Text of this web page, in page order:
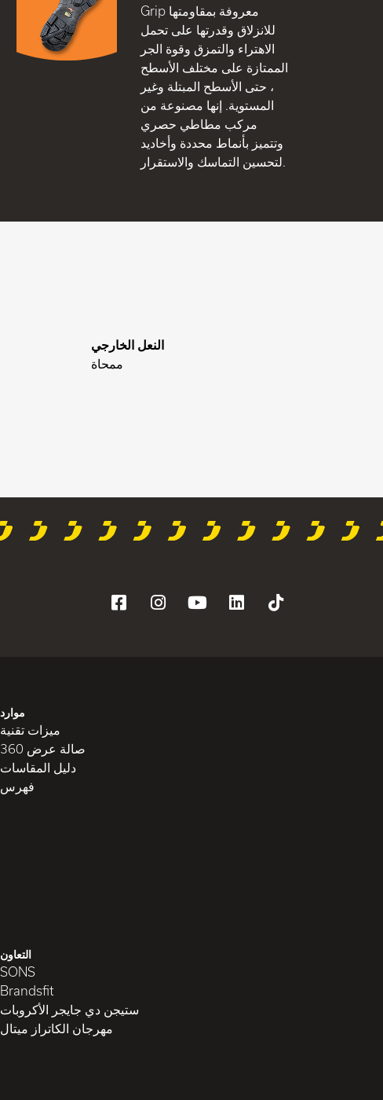
Grip معروفة بمقاومتها
للانزلاق وقدرتها على تحمل
الاهتراء والتمزق وقوة الجر
الممتازة على مختلف الأسطح
، حتى الأسطح المبتلة وغير
المستوية. إنها مصنوعة من
مركب مطاطي حصري
وتتميز بأنماط محددة وأخاديد
النعل الخارجي
ممحاة
موارد
ميزات تقنية
صالة عرض 360
دليل المقاسات
فهرس
التعاون
SONS
Brandsfit
ستيجن دي جايجر الأكروبات
مهرجان الكاتراز ميتال